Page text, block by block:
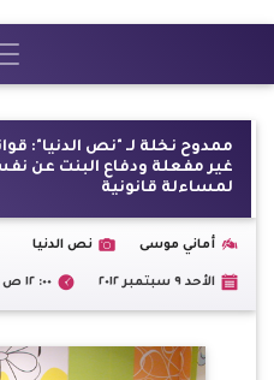
ممدوح نخلة لـ "نص الدنيا":
غير مفعلة ودفاع البنت عن
لمساءلة قانونية
أماني موسى نص الدنيا
الأحد ٩ سبتمبر ٢٠١٢ ٠٠: ١٢ ص +02:00 CEST